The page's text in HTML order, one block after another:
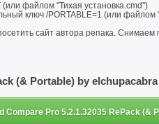
файлом "Тихая установка.cmd")
ключ /PORTABLE=1 (или файлом
сайт автора репака. Снимаем
(& Portable) by
Compare Pro 5.2.1.32035 RePack (&